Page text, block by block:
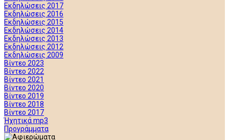
Εκδηλώσεις 2017
Εκδηλώσεις 2016
Εκδηλώσεις 2015
Εκδηλώσεις 2014
Εκδηλώσεις 2013
Εκδηλώσεις 2012
Εκδηλώσεις 2009
Βίντεο 2023
Βίντεο 2022
Βίντεο 2021
Βίντεο 2020
Βίντεο 2019
Βίντεο 2018
Βίντεο 2017
Ήχητικά mp3
Προγράμματα